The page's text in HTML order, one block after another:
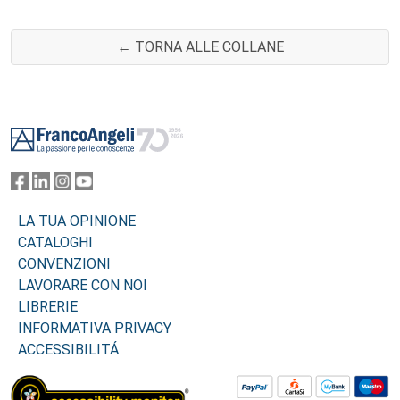
← TORNA ALLE COLLANE
LA TUA OPINIONE
CATALOGHI
CONVENZIONI
LAVORARE CON NOI
LIBRERIE
INFORMATIVA PRIVACY
ACCESSIBILITÁ